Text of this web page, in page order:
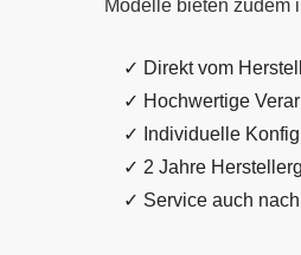
Modelle bieten zudem
✓ Direkt vom
✓ Hochwertige
✓ Individuelle
✓ 2 Jahre
✓ Service auch